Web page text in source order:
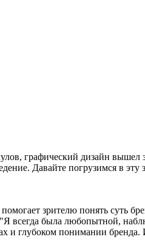
графический дизайн
Давайте погрузимся в
зрителю понять суть
всегда была любопытной,
и глубоком понимании